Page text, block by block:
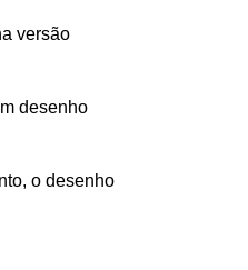
versão
desenho
o desenho